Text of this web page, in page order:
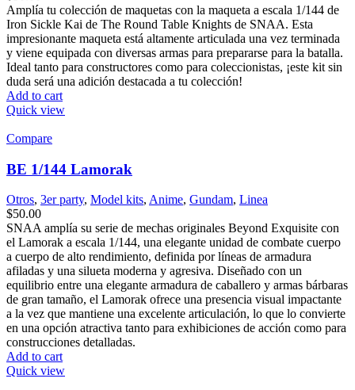
Amplía tu colección de maquetas con la maqueta a escala 1/144 de
Iron Sickle Kai de The Round Table Knights de SNAA. Esta
impresionante maqueta está altamente articulada una vez terminada
y viene equipada con diversas armas para prepararse para la batalla.
Ideal tanto para constructores como para coleccionistas, ¡este kit sin
duda será una adición destacada a tu colección!
Add to cart
Quick view
Compare
BE 1/144 Lamorak
Otros, 3er party, Model kits, Anime, Gundam, Linea
$50.00
SNAA amplía su serie de mechas originales Beyond Exquisite con
el Lamorak a escala 1/144, una elegante unidad de combate cuerpo
a cuerpo de alto rendimiento, definida por líneas de armadura
afiladas y una silueta moderna y agresiva. Diseñado con un
equilibrio entre una elegante armadura de caballero y armas bárbaras
de gran tamaño, el Lamorak ofrece una presencia visual impactante
a la vez que mantiene una excelente articulación, lo que lo convierte
en una opción atractiva tanto para exhibiciones de acción como para
construcciones detalladas.
Add to cart
Quick view